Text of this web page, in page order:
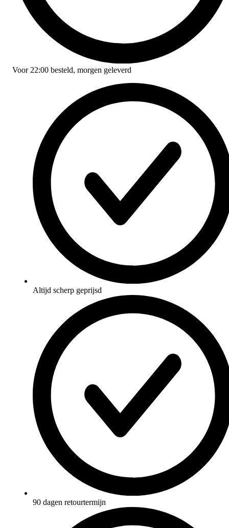
Voor 22:00 besteld, morgen geleverd
Altijd scherp geprijsd
90 dagen retourtermijn